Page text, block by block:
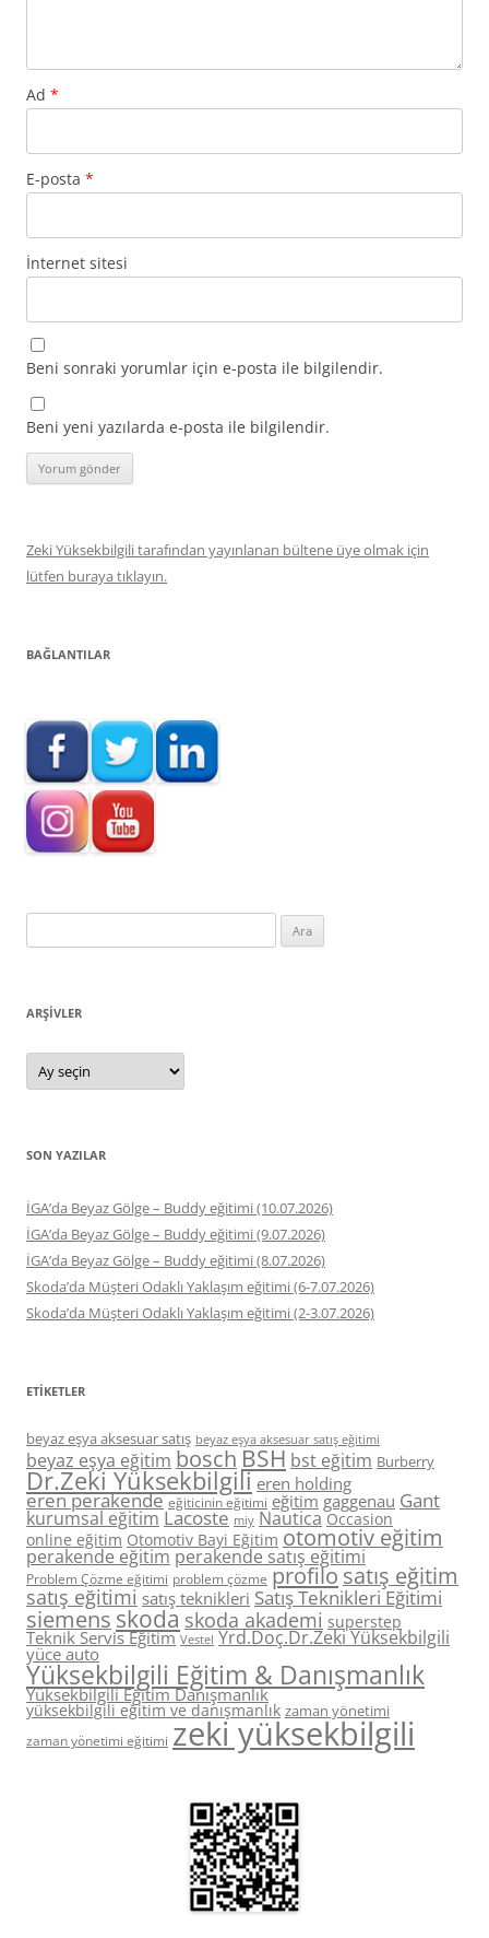
Ad *
E-posta *
İnternet sitesi
Beni sonraki yorumlar için e-posta ile bilgilendir.
Beni yeni yazılarda e-posta ile bilgilendir.
Zeki Yüksekbilgili tarafından yayınlanan bültene üye olmak için
lütfen buraya tıklayın.
BAĞLANTILAR
ARŞIVLER
Arşivler
SON YAZILAR
İGA’da Beyaz Gölge – Buddy eğitimi (10.07.2026)
İGA’da Beyaz Gölge – Buddy eğitimi (9.07.2026)
İGA’da Beyaz Gölge – Buddy eğitimi (8.07.2026)
Skoda’da Müşteri Odaklı Yaklaşım eğitimi (6-7.07.2026)
Skoda’da Müşteri Odaklı Yaklaşım eğitimi (2-3.07.2026)
ETIKETLER
beyaz eşya aksesuar satış beyaz eşya aksesuar satış eğitimi
beyaz eşya eğitim boschBSH bst eğitim Burberry
Dr.Zeki Yüksekbilgili eren holding
eren perakende eğiticinin eğitimi eğitim gaggenau Gant
kurumsal eğitim Lacoste miy Nautica Occasion
online eğitim Otomotiv Bayi Eğitim otomotiv eğitim
perakende eğitim perakende satış eğitimi
Problem Çözme eğitimi problem çözme profilo satış eğitim
satış eğitimi satış teknikleri Satış Teknikleri Eğitimi
siemens skoda skoda akademi superstep
Teknik Servis Eğitim Vestel Yrd.Doç.Dr.Zeki Yüksekbilgili
yüce auto
Yüksekbilgili Eğitim & Danışmanlık
Yüksekbilgili Eğitim Danışmanlık
yüksekbilgili eğitim ve danışmanlık zaman yönetimi
zaman yönetimi eğitimi zeki yüksekbilgili